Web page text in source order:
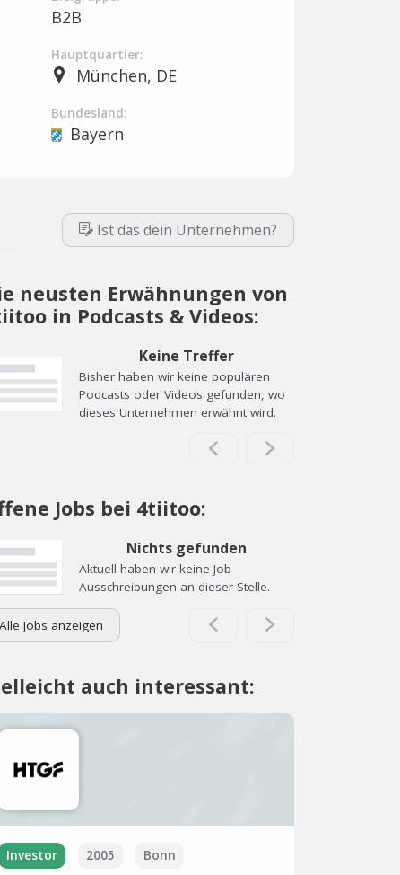
B2B
Hauptquartier:
München, DE
Bundesland:
Bayern
Ist das dein Unternehmen?
neusten Erwähnungen von
in Podcasts & Videos:
Keine Treffer
Bisher haben wir keine populären
Podcasts oder Videos gefunden, wo
dieses Unternehmen erwähnt wird.
Jobs bei 4tiitoo:
Nichts gefunden
Aktuell haben wir keine Job-
Ausschreibungen an dieser Stelle.
Alle Jobs anzeigen
auch interessant:
Investor 2005 Bonn